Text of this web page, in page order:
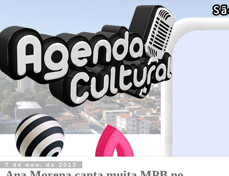
7 de nov. de 2013